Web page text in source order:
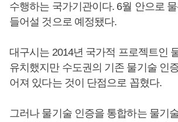
수행하는 국가기관이다. 6월 안으로
들어설 것으로 예정됐다.
대구시는 2014년 국가적 프로젝트인
유치했지만 수도권의 기존 물기술 인
어져 있다는 것이 단점으로 꼽혔다.
그러나 물기술 인증을 통합하는 물기